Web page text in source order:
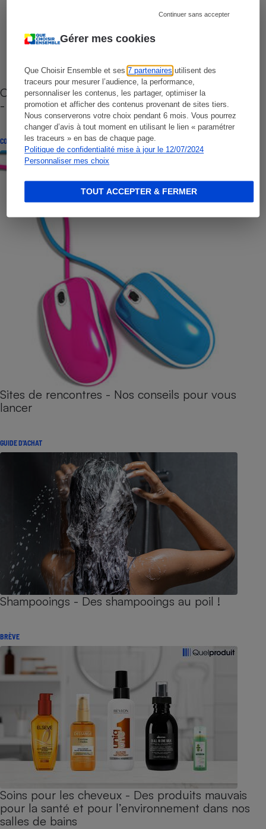
Gérer mes cookies
Que Choisir Ensemble et ses7 partenaires utilisent des
traceurs pour mesurer l’audience, la performance,
personnaliser les contenus, les partager, optimiser la
promotion et afficher des contenus provenant de sites tiers.
Nous conserverons votre choix pendant 6 mois. Vous pourrez
changer d’avis à tout moment en utilisant le lien « paramétrer
les traceurs » en bas de chaque page.
Politique de confidentialité mise à jour le 12/07/2024
Personnaliser mes choix
Continuer sans accepter
TOUT ACCEPTER & FERMER
Cafetière à capsules zéro déchet CoffeeB (vidéo)
- Premières impressions
CONSEILS
Sites de rencontres - Nos conseils pour vous
lancer
GUIDE D'ACHAT
Shampooings - Des shampooings au poil !
BRÈVE
Soins pour les cheveux - Des produits mauvais
pour la santé et pour l’environnement dans nos
salles de bains